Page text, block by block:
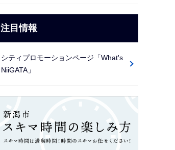
注目情報
シティプロモーションページ「What's
NiiGATA」